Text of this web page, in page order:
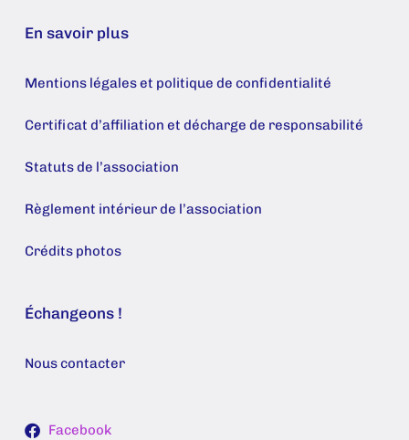
En savoir plus
Mentions légales et politique de confidentialité
Certificat d’affiliation et décharge de responsabilité
Statuts de l’association
Règlement intérieur de l’association
Crédits photos
Échangeons !
Nous contacter
Facebook